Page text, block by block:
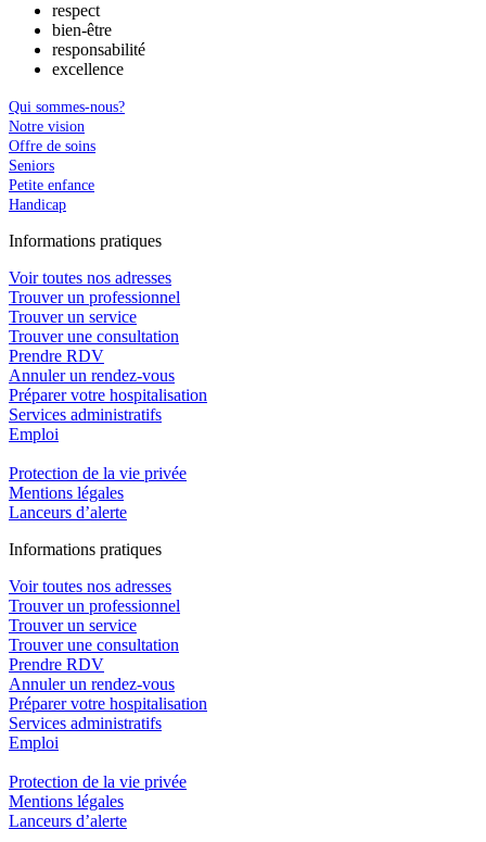
respect
bien-être
responsabilité
excellence
Qui sommes-nous?
Notre vision
Offre de soins
Seniors
Petite enfance
Handicap
Informations pratiques
Voir toutes nos adresses
Trouver un professionnel
Trouver un service
Trouver une consultation
Prendre RDV
Annuler un rendez-vous
Préparer votre hospitalisation
Services administratifs
Emploi​
Protection de la vie privée
Mentions légales
Lanceurs d’alerte
Informations pratiques
Voir toutes nos adresses
Trouver un professionnel
Trouver un service
Trouver une consultation
Prendre RDV
Annuler un rendez-vous
Préparer votre hospitalisation
Services administratifs
Emploi​
Protection de la vie privée
Mentions légales
Lanceurs d’alerte